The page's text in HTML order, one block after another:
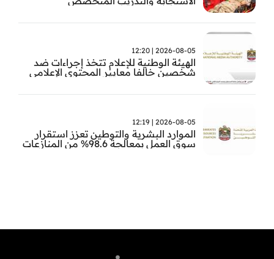
2026-08-05 | 12:20
الهيئة الوطنية للإعلام تتخذ إجراءات ضد
شخصين خالفا معايير المحتوى الإعلامي
2026-08-05 | 12:19
الموارد البشرية والتوطين تعزز استقرار
سوق العمل بمعالجة 98.6% من المنازعات